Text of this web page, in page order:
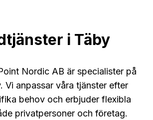
i Täby
Nordic AB är specialister på
. Vi anpassar våra tjänster efter
behov och erbjuder flexibla
privatpersoner och företag.